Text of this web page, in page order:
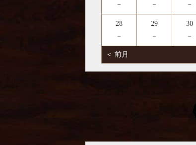
－
－
－
28
－
29
－
30
－
＜ 前月